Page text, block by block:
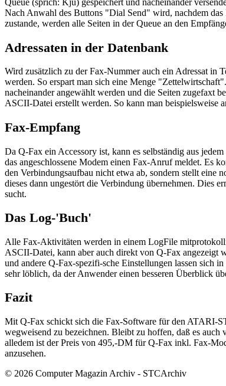
Queue (sprich: Kju) gespeichert und nacheinander
Nach Anwahl des Buttons "Dial Send" wird, nachdem
zustande, werden alle Seiten in der Queue an den
Adressaten in der Datenbank
Wird zusätzlich zu der Fax-Nummer auch ein Adressat in
werden. So erspart man sich eine Menge
nacheinander angewählt werden und die Seiten zugefaxt
ASCII-Datei erstellt werden. So kann man beispielsweise
Fax-Empfang
Da Q-Fax ein Accessory ist, kann es selbständig aus
das angeschlossene Modem einen Fax-Anruf meldet. Es
den Verbindungsaufbau nicht etwa ab, sondern stellt
dieses dann ungestört die Verbindung übernehmen. Dies
sucht.
Das Log-'Buch'
Alle Fax-Aktivitäten werden in einem LogFile
ASCII-Datei, kann aber auch direkt von Q-Fax angezeigt
und andere Q-Fax-spezifi-sche Einstellungen lassen sich
sehr löblich, da der Anwender einen besseren Überblick
Fazit
Mit Q-Fax schickt sich die Fax-Software für den ATARI-
wegweisend zu bezeichnen. Bleibt zu hoffen, daß es
alledem ist der Preis von 495,-DM für Q-Fax inkl. Fax-
anzusehen.
© 2026 Computer Magazin Archiv - STCArchiv